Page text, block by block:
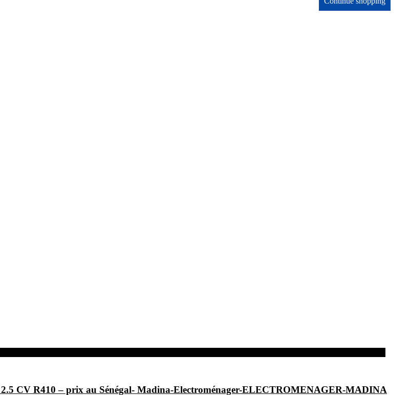
CV R410 – prix au Sénégal- Madina-Electroménager-ELECTROMENAGER-MADINA